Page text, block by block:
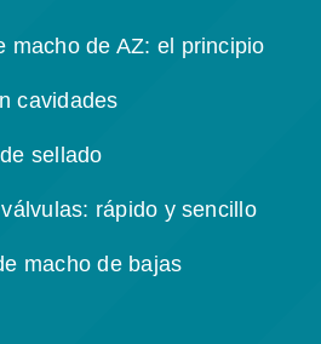
macho de AZ: el principio
cavidades
sellado
rápido y sencillo
macho de bajas